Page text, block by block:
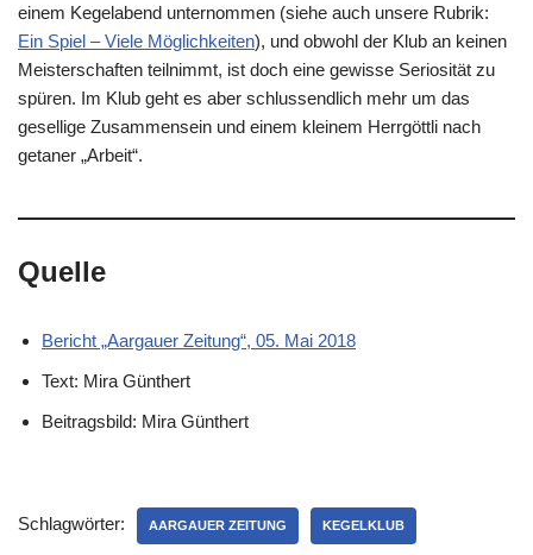
einem Kegelabend unternommen (siehe auch unsere Rubrik:
Ein Spiel – Viele Möglichkeiten), und obwohl der Klub an keinen
Meisterschaften teilnimmt, ist doch eine gewisse Seriosität zu
spüren. Im Klub geht es aber schlussendlich mehr um das
gesellige Zusammensein und einem kleinem Herrgöttli nach
getaner „Arbeit“.
Quelle
Bericht „Aargauer Zeitung“, 05. Mai 2018
Text: Mira Günthert
Beitragsbild: Mira Günthert
Schlagwörter: AARGAUER ZEITUNG KEGELKLUB